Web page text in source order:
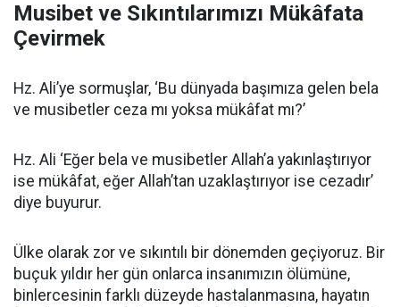
Musibet ve Sıkıntılarımızı Mükâfata
Çevirmek
Hz. Ali’ye sormuşlar, ‘Bu dünyada başımıza gelen bela
ve musibetler ceza mı yoksa mükâfat mı?’
Hz. Ali ‘Eğer bela ve musibetler Allah’a yakınlaştırıyor
ise mükâfat, eğer Allah’tan uzaklaştırıyor ise cezadır’
diye buyurur.
Ülke olarak zor ve sıkıntılı bir dönemden geçiyoruz. Bir
buçuk yıldır her gün onlarca insanımızın ölümüne,
binlercesinin farklı düzeyde hastalanmasına, hayatın